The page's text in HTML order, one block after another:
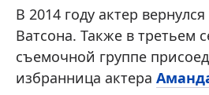
В 2014 году актер
Ватсона. Также в третьем
съемочной группе
избранница актера